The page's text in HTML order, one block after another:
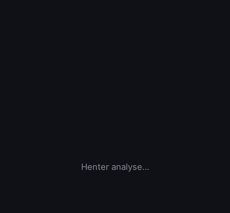
Henter analyse…